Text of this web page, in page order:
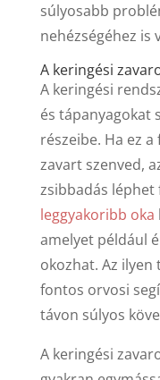
súlyosabb
nehézségéhez is
A keringési
A keringési
és tápanyagokat
részeibe. Ha ez
zavart szenved,
zsibbadás léphet
leggyakoribb oka
amelyet például
okozhat. Az
fontos orvosi
távon súlyos
A keringési